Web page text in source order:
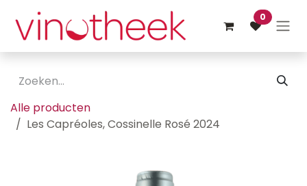
Overslaan naar inhoud
0
Alle producten
Les Capréoles, Cossinelle Rosé 2024